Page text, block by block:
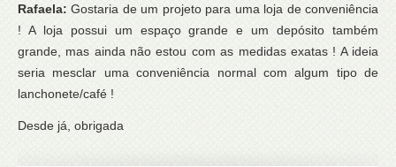
Rafaela:Gostaria de um projeto para uma loja de conveniência
! A loja possui um espaço grande e um depósito também
grande, mas ainda não estou com as medidas exatas ! A ideia
seria mesclar uma conveniência normal com algum tipo de
lanchonete/café !
Desde já, obrigada